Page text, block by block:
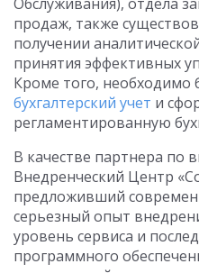
продаж, также
получении
принятия эффективных
Кроме того, необходимо
бухгалтерский учет и
регламентированную
В качестве партнера по
Внедренческий Центр
предложивший
серьезный опыт
уровень сервиса и
программного